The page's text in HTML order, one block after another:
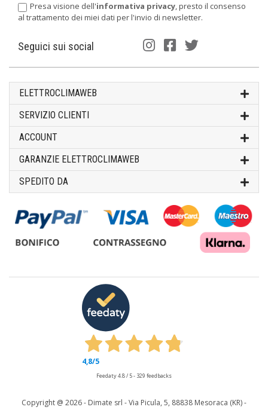
Presa visione dell'informativa privacy, presto il consenso
al trattamento dei miei dati per l'invio di newsletter.
Seguici sui social
ELETTROCLIMAWEB
SERVIZIO CLIENTI
ACCOUNT
GARANZIE ELETTROCLIMAWEB
SPEDITO DA
Copyright @ 2026 - Dimate srl - Via Picula, 5, 88838 Mesoraca (KR) -
4,8/5
Feedaty4.8/ 5- 329 feedbacks